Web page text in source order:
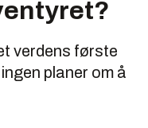
verdens første
planer om å